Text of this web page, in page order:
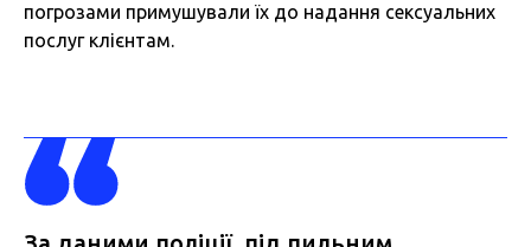
погрозами примушували їх до надання сексуальних
послуг клієнтам.